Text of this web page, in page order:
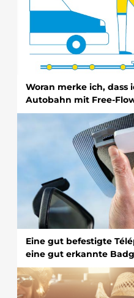
Woran merke ich, dass
Autobahn mit Free-
Eine gut befestigte
eine gut erkannte